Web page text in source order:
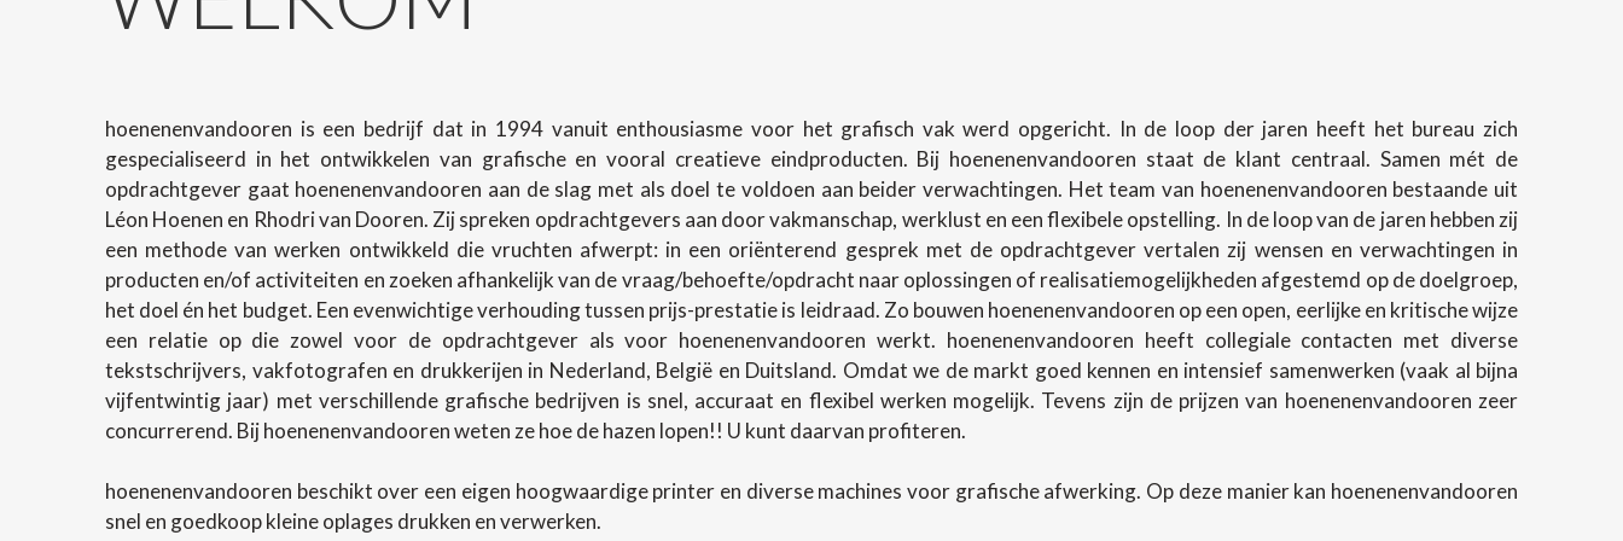
hoenenenvandooren is een bedrijf dat in 1994 vanuit enthousiasme voor het grafisch vak werd opgericht. In de loop der jaren heeft het bureau zich
gespecialiseerd in het ontwikkelen van grafische en vooral creatieve eindproducten. Bij hoenenenvandooren staat de klant centraal. Samen mét de
opdrachtgever gaat hoenenenvandooren aan de slag met als doel te voldoen aan beider verwachtingen. Het team van hoenenenvandooren bestaande uit
Léon Hoenen en Rhodri van Dooren. Zij spreken opdrachtgevers aan door vakmanschap, werklust en een flexibele opstelling. In de loop van de jaren hebben zij
een methode van werken ontwikkeld die vruchten afwerpt: in een oriënterend gesprek met de opdrachtgever vertalen zij wensen en verwachtingen in
producten en/of activiteiten en zoeken afhankelijk van de vraag/behoefte/opdracht naar oplossingen of realisatiemogelijkheden afgestemd op de doelgroep,
het doel én het budget. Een evenwichtige verhouding tussen prijs-prestatie is leidraad. Zo bouwen hoenenenvandooren op een open, eerlijke en kritische wijze
een relatie op die zowel voor de opdrachtgever als voor hoenenenvandooren werkt. hoenenenvandooren heeft collegiale contacten met diverse
tekstschrijvers, vakfotografen en drukkerijen in Nederland, België en Duitsland. Omdat we de markt goed kennen en intensief samenwerken (vaak al bijna
vijfentwintig jaar) met verschillende grafische bedrijven is snel, accuraat en flexibel werken mogelijk. Tevens zijn de prijzen van hoenenenvandooren zeer
concurrerend. Bij hoenenenvandooren weten ze hoe de hazen lopen!! U kunt daarvan profiteren.
hoenenenvandooren beschikt over een eigen hoogwaardige printer en diverse machines voor grafische afwerking. Op deze manier kan hoenenenvandooren
snel en goedkoop kleine oplages drukken en verwerken.